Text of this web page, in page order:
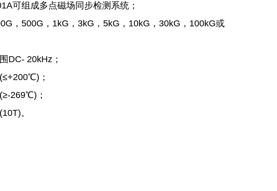
可组成多点磁场同步检测系统；
，500G，1kG，3kG，5kG，10kG，30kG，100kG或
DC- 20kHz；
；
269℃)；
。